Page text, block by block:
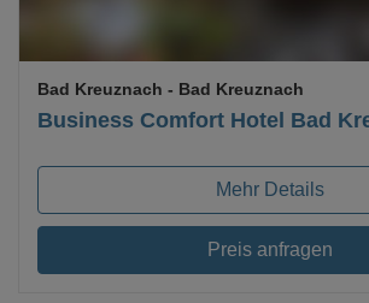
Business Comfort Hotel Bad
Bad Kreuznach - Bad Kreuznach
Mehr Details
Preis anfragen